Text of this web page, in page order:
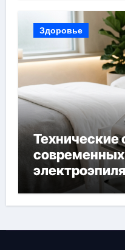
Здоровье
Технические
современных